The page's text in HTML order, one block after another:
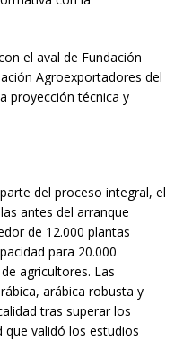
el aval de Fundación
Agroexportadores del
proyección técnica y
del proceso integral, el
antes del arranque
de 12.000 plantas
para 20.000
agricultores. Las
arábica robusta y
tras superar los
validó los estudios